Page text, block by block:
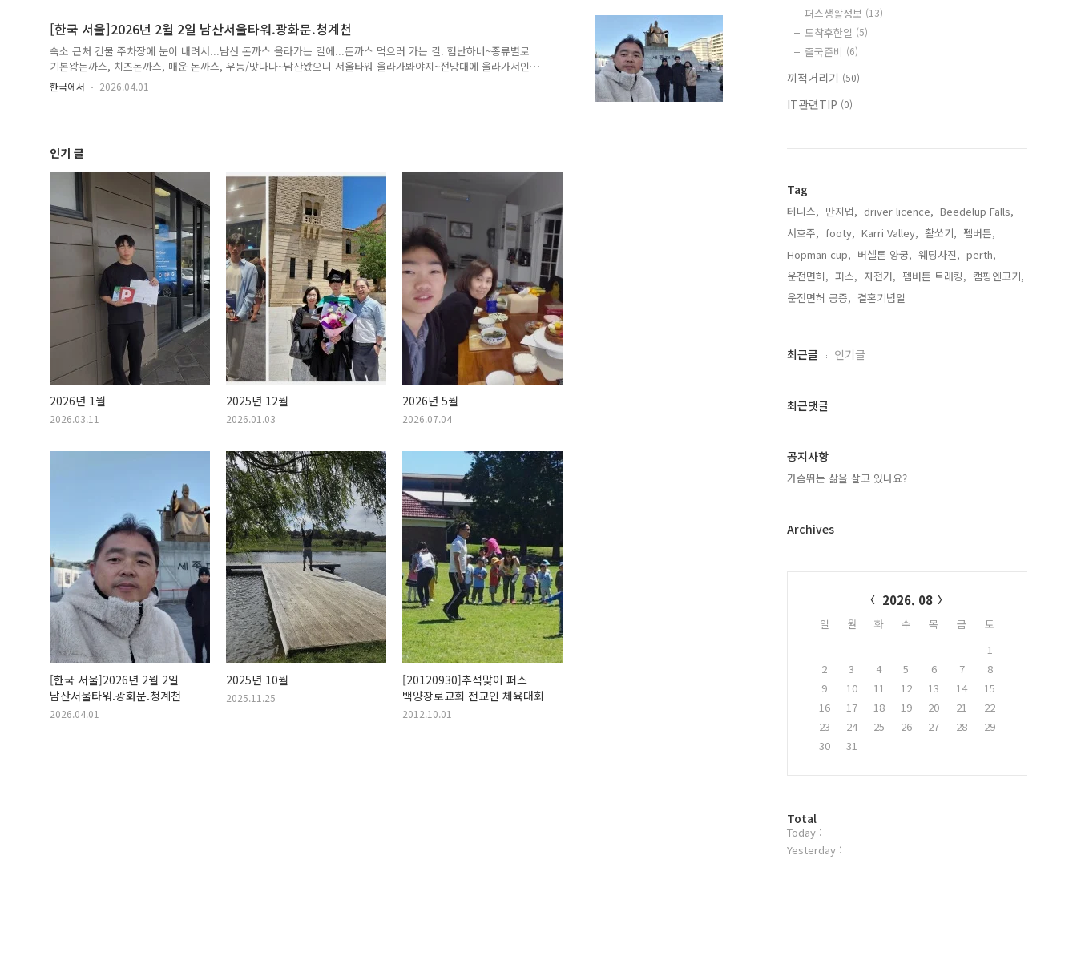
[한국 서울]2026년 2월 2일 남산서울타워.광화문.청계천
숙소 근처 건물 주차장에 눈이 내려서...남산 돈까스 올라가는 길에...돈까스 먹으러 가는 길. 험난하네~종류별로
기본왕돈까스, 치즈돈까스, 매운 돈까스, 우동/맛나다~남산왔으니 서울타워 올라가봐야지~전망대에 올라가서인왕
산 아래 청와대도 보이고
한국에서 2026.04.01
인기 글
2026년 1월
2026.03.11
2025년 12월
2026.01.03
2026년 5월
2026.07.04
[한국 서울]2026년 2월 2일
남산서울타워.광화문.청계천
2026.04.01
2025년 10월
2025.11.25
[20120930]추석맞이 퍼스
백양장로교회 전교인 체육대회
2012.10.01
퍼스생활정보 (13)
도착후한일 (5)
출국준비 (6)
끼적거리기 (50)
IT관련TIP (0)
Tag
테니스, 만지멉, driver licence, Beedelup Falls,
서호주, footy, Karri Valley, 활쏘기, 펨버튼,
Hopman cup, 버셀톤 양궁, 웨딩사진, perth,
운전면허, 퍼스, 자전거, 펨버튼 트래킹, 캠핑엔고기,
운전면허 공증, 결혼기념일,
최
과
글
최근글 인기글
최근댓글
공지사항
가슴뛰는 삶을 살고 있나요?
Archives
2026. 08
일 월 화 수 목 금
토
1
2
3 4 5 6 7
8
9
10 11 12 13 14
15
16
17 18 19 20 21
22
23
24 25 26 27 28
29
30
31
방
문
자
Total
Today :
Yesterday :